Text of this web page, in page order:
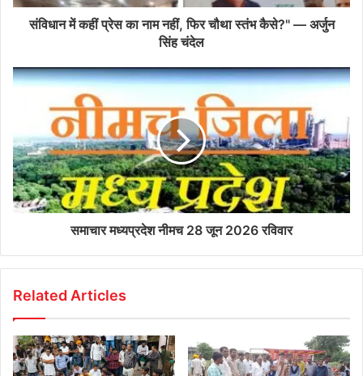
संविधान में कहीं प्रेस का नाम नहीं, फिर चौथा स्तंभ कैसे?" — अर्जुन
सिंह चंदेल
समाचार मध्यप्रदेश नीमच 28 जून 2026 रविवार
Related Articles